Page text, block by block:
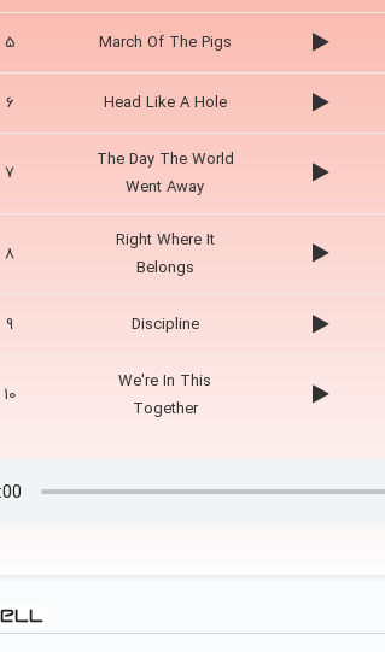
5 March Of The Pigs
6 Head Like A Hole
7
The Day The World
Went Away
8
Right Where It
Belongs
9 Discipline
10
We're In This
Together